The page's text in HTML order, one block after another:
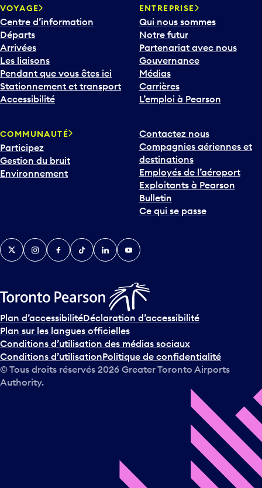
e
r
s
l
e
b
a
s
u
r
i
n
e
n
i
u
r
l
e
c
a
l
Centre d’information
Départs
Arrivées
Les liaisons
Pendant que vous êtes ici
Stationnement et transport
Accessibilité
Qui nous sommes
Notre futur
Partenariat avec nous
Gouvernance
Médias
Carrières
L’emploi à Pearson
Participez
Gestion du bruit
Environnement
Compagnies aériennes et
destinations
Employés de l’aéroport
Exploitants à Pearson
Bulletin
Ce qui se passe
Plan d’accessibilitéDéclaration d’accessibilité
Plan sur les langues officielles
Conditions d’utilisation des médias sociaux
Conditions d’utilisation Politique de confidentialité
© Tous droits réservés2026Greater Toronto Airports
Authority.